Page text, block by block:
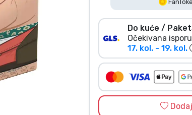
Do kuće /
Očekivana
17. kol. - 19. kol.